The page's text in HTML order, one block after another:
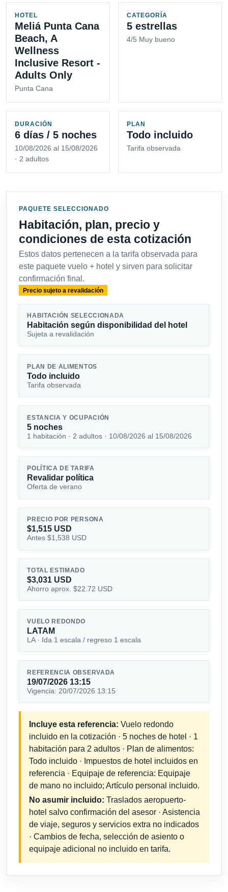
HOTEL
Meliá Punta Cana
Beach, A
Wellness
Inclusive Resort -
Adults Only
Punta Cana
CATEGORÍA
5 estrellas
4/5 Muy bueno
DURACIÓN
6 días / 5 noches
10/08/2026 al 15/08/2026
· 2 adultos
PLAN
Todo incluido
Tarifa observada
PAQUETE SELECCIONADO
Habitación, plan, precio y
condiciones de esta cotización
Estos datos pertenecen a la tarifa observada para
este paquete vuelo + hotel y sirven para solicitar
confirmación final.
Precio sujeto a revalidación
HABITACIÓN SELECCIONADA
Habitación según disponibilidad del hotel
Sujeta a revalidación
PLAN DE ALIMENTOS
Todo incluido
Tarifa observada
ESTANCIA Y OCUPACIÓN
5 noches
1 habitación · 2 adultos · 10/08/2026 al 15/08/2026
POLÍTICA DE TARIFA
Revalidar política
Oferta de verano
PRECIO POR PERSONA
$1,515 USD
Antes $1,538 USD
TOTAL ESTIMADO
$3,031 USD
Ahorro aprox. $22.72 USD
VUELO REDONDO
LATAM
LA · Ida 1 escala / regreso 1 escala
REFERENCIA OBSERVADA
19/07/2026 13:15
Vigencia: 20/07/2026 13:15
Incluye esta referencia: Vuelo redondo
incluido en la cotización · 5 noches de hotel · 1
habitación para 2 adultos · Plan de alimentos:
Todo incluido · Impuestos de hotel incluidos en
referencia · Equipaje de referencia: Equipaje
de mano no incluido; Artículo personal incluido.
No asumir incluido: Traslados aeropuerto-
hotel salvo confirmación del asesor · Asistencia
de viaje, seguros y servicios extra no indicados
· Cambios de fecha, selección de asiento o
equipaje adicional no incluido en tarifa.